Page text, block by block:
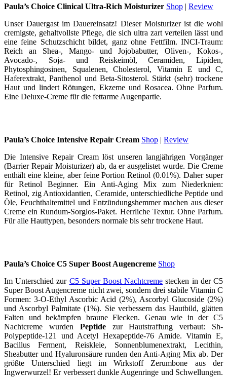
Paula’s Choice Clinical Ultra-Rich Moisturizer Shop | Review
Unser Dauergast im Dauereinsatz! Dieser Moisturizer ist die wohl
cremigste, gehaltvollste Pflege, die sich ultra zart verteilen lässt und
eine feine Schutzschicht bildet, ganz ohne Fettfilm. INCI-Traum:
Reich an Shea-, Mango- und Jojobabutter, Oliven-, Kokos-,
Avocado-, Soja- und Reiskeimöl, Ceramiden, Lipiden,
Phytosphingosinen, Squalenen, Cholesterol, Vitamin E und C,
Haferextrakt, Panthenol und Beta-Sitosterol. Stärkt (sehr) trockene
Haut und lindert Rötungen, Ekzeme und Rosacea. Ohne Parfum.
Eine Deluxe-Creme für die fettarme Augenpartie.
Paula’s Choice Intensive Repair Cream Shop | Review
Die Intensive Repair Cream löst unseren langjährigen Vorgänger
(Barrier Repair Moisturizer) ab, da er ausgelistet wurde. Die Creme
enthält eine kleine, aber feine Portion Retinol (0.01%). Daher super
für Retinol Beginner. Ein Anti-Aging Mix zum Niederknien:
Retinol, zig Antioxidantien, Ceramide, unterschiedliche Peptide und
Öle, Feuchthaltemittel und Entzündungshemmer machen aus dieser
Creme ein Rundum-Sorglos-Paket. Herrliche Textur. Ohne Parfum.
Für alle Hauttypen, besonders normale bis sehr trockene Haut.
Paula’s Choice C5 Super Boost Augencreme Shop
Im Unterschied zur C5 Super Boost Nachtcreme stecken in der C5
Super Boost Augencreme nicht zwei, sondern drei stabile Vitamin C
Formen: 3-O-Ethyl Ascorbic Acid (2%), Ascorbyl Glucoside (2%)
und Ascorbyl Palmitate (1%). Sie verbessern das Hautbild, glätten
Falten und bekämpfen braune Flecken. Genau wie in der C5
Nachtcreme wurden Peptidezur Hautstraffung verbaut: Sh-
Polypeptide-121 und Acetyl Hexapeptide-76 Amide. Vitamin E,
Bacillus Ferment, Reiskleie, Sonnenblumenextrakt, Lecithin,
Sheabutter und Hyaluronsäure runden den Anti-Aging Mix ab. Der
größte Unterschied liegt im Wirkstoff Zerumbone aus der
Ingwerwurzel! Er verbessert dunkle Augenringe und Schwellungen.